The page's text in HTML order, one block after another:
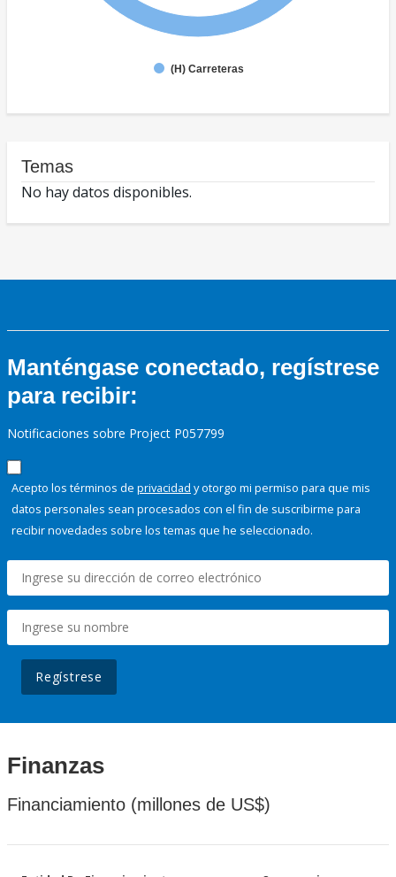
(H) Carreteras
Temas
No hay datos disponibles.
Manténgase conectado, regístrese
para recibir:
Notificaciones sobre Project P057799
Acepto los términos de privacidad y otorgo mi permiso para que mis
datos personales sean procesados con el fin de suscribirme para
recibir novedades sobre los temas que he seleccionado.
Regístrese
Finanzas
Financiamiento (millones de US$)